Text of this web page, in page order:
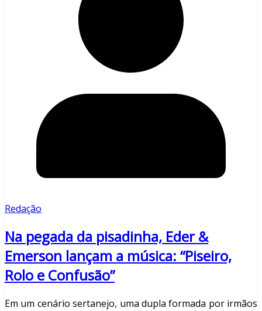
Redação
Na pegada da pisadinha, Eder &
Emerson lançam a música: “Piseiro,
Rolo e Confusão”
Em um cenário sertanejo, uma dupla formada por irmãos